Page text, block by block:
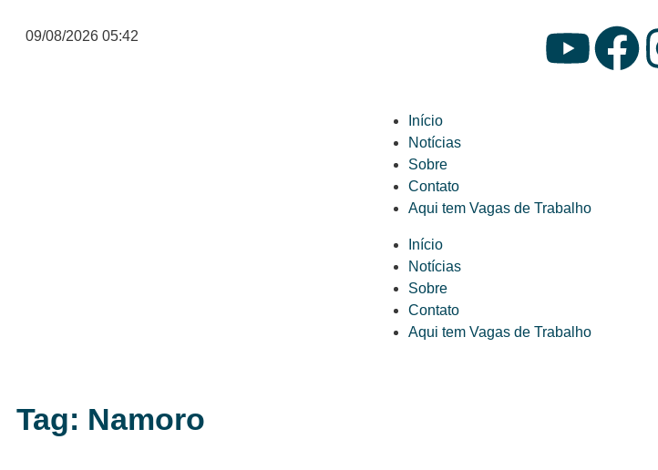
09/08/2026 05:42
Início
Notícias
Sobre
Contato
Aqui tem Vagas de Trabalho
Início
Notícias
Sobre
Contato
Aqui tem Vagas de Trabalho
Tag: Namoro